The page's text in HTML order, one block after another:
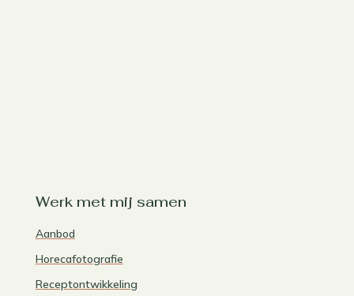
Werk met mij samen
Aanbod
Horecafotografie
Receptontwikkeling